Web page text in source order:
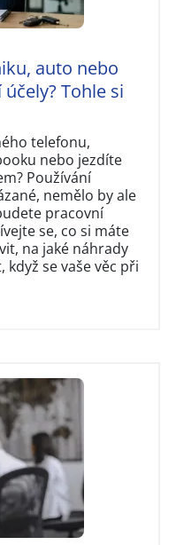
auto nebo
Tohle si
telefonu,
nebo jezdíte
Používání
nemělo by ale
pracovní
se, co si máte
na jaké náhrady
se vaše věc při